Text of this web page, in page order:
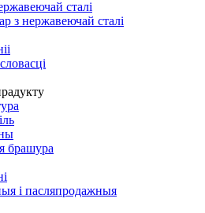
сталі
з нержавеючай сталі
брашура
і пасляпродажныя